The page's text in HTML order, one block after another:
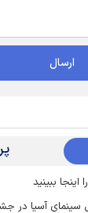
ببینید
سینمای آسیا در